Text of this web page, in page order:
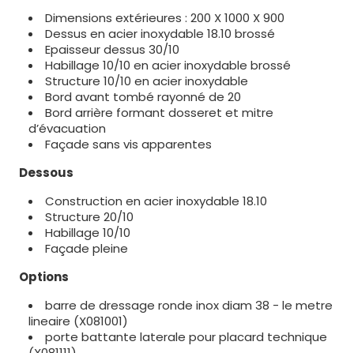
Dimensions extérieures : 200 X 1000 X 900
Dessus en acier inoxydable 18.10 brossé
Epaisseur dessus 30/10
Habillage 10/10 en acier inoxydable brossé
Structure 10/10 en acier inoxydable
Bord avant tombé rayonné de 20
Bord arrière formant dosseret et mitre
d’évacuation
Façade sans vis apparentes
Dessous
Construction en acier inoxydable 18.10
Structure 20/10
Habillage 10/10
Façade pleine
Options
barre de dressage ronde inox diam 38 - le metre
lineaire (X081001)
porte battante laterale pour placard technique